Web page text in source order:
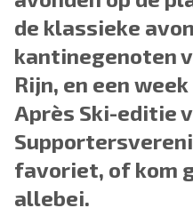
de klassieke
kantinegenoten
Rijn, en een
Après Ski-editie
favoriet, of kom
allebei.